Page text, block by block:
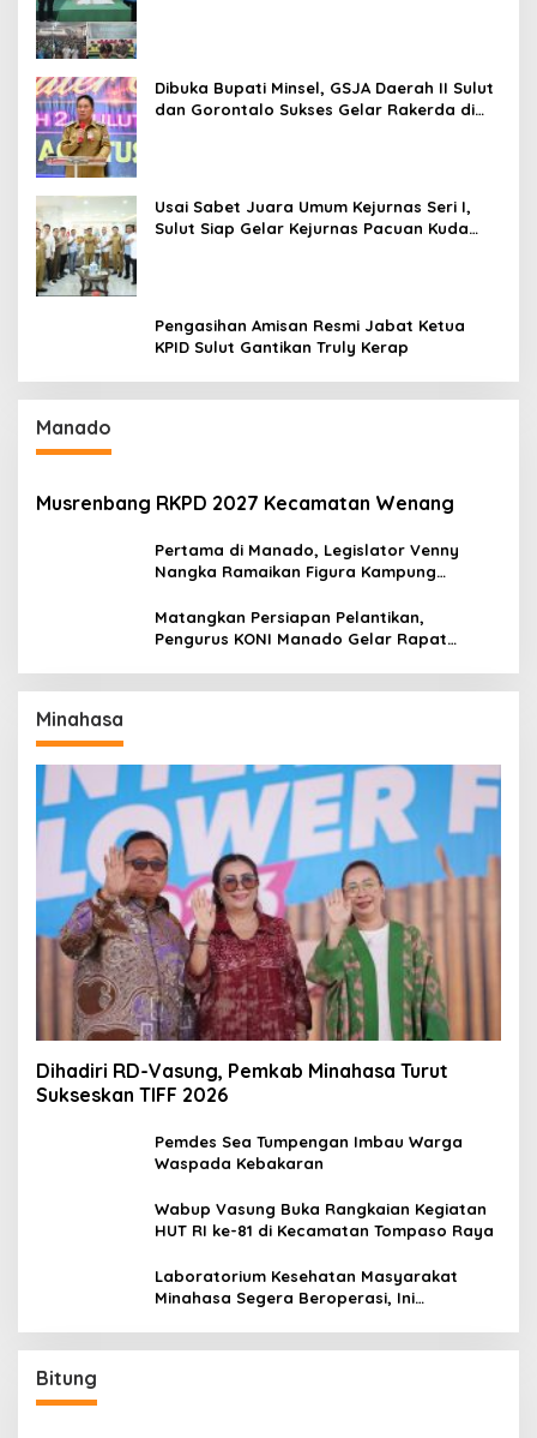
Dibuka Bupati Minsel, GSJA Daerah II Sulut
dan Gorontalo Sukses Gelar Rakerda di
Usai Sabet Juara Umum Kejurnas Seri I,
Sulut Siap Gelar Kejurnas Pacuan Kuda
Pengasihan Amisan Resmi Jabat Ketua
KPID Sulut Gantikan Truly Kerap
Manado
Musrenbang RKPD 2027 Kecamatan Wenang
Pertama di Manado, Legislator Venny
Nangka Ramaikan Figura Kampung
Matangkan Persiapan Pelantikan,
Pengurus KONI Manado Gelar Rapat
Minahasa
Dihadiri RD-Vasung, Pemkab Minahasa Turut
Sukseskan TIFF 2026
Pemdes Sea Tumpengan Imbau Warga
Waspada Kebakaran
Wabup Vasung Buka Rangkaian Kegiatan
HUT RI ke-81 di Kecamatan Tompaso Raya
Laboratorium Kesehatan Masyarakat
Minahasa Segera Beroperasi, Ini
Bitung